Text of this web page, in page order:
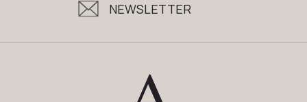
NEWSLETTER